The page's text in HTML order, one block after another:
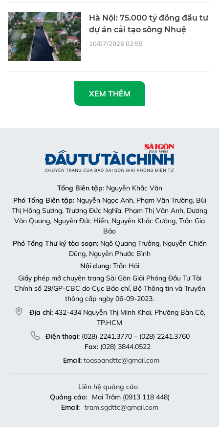
dự án cải tạo sông Nhuệ
10/07/2026 02:59
XEM THÊM
Tổng Biên tập
: Nguyễn Khắc Văn
Thị Hồng Sương, Trương Đức Nghĩa, Phạm Thị Vân Anh, Dương
Văn Quang, Nguyễn Đức Hiển, Nguyễn Khắc Cường, Trần Gia
Bảo
Phó Tổng Thư ký tòa soạn:Ngô Quang Trưởng, Nguyễn Chiến
Dũng, Nguyễn Phước Bình
Nội dung:Trần Hải
Giấy phép mở chuyên trang Sài Gòn Giải Phóng Đầu Tư Tài
Chính số 29/GP-CBC do Cục Báo chí, Bộ Thông tin và Truyền
thông cấp ngày 06-09-2023.
Địa chỉ:432-434 Nguyễn Thị Minh Khai, Phường Bàn Cờ,
TP.HCM
Điện thoại:(028) 2241.3770 – (028) 2241.3760
Fax:(028) 3844.0522
Email: toasoandttc@gmail.com
Liên hệ quảng cáo
Quảng cáo: Mai Trâm (0913 118 448)
Email: tram.sgdttc@gmail.com